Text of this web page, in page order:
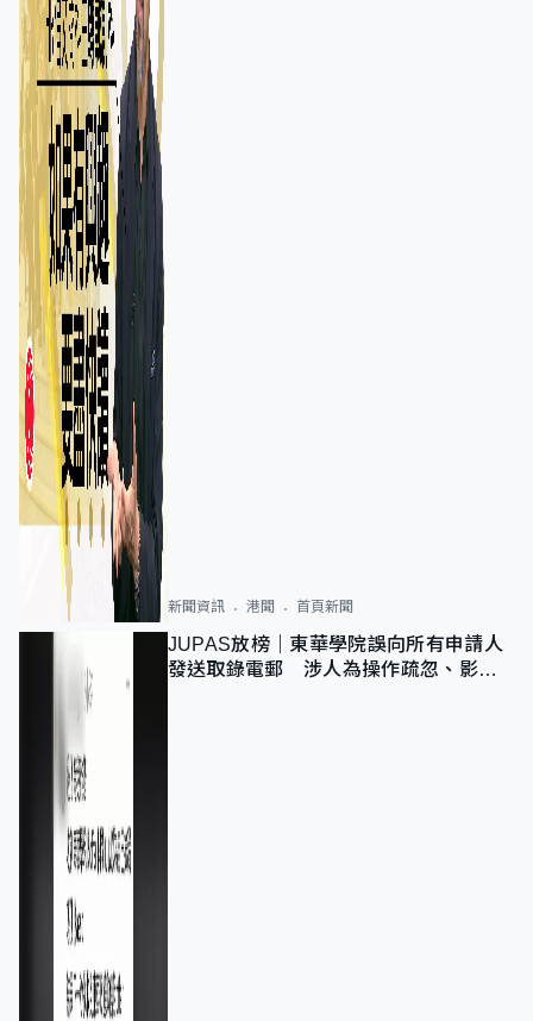
新聞資訊 港聞 首頁新聞
JUPAS放榜｜東華學院誤向所有申請人
發送取錄電郵 涉人為操作疏忽、影響